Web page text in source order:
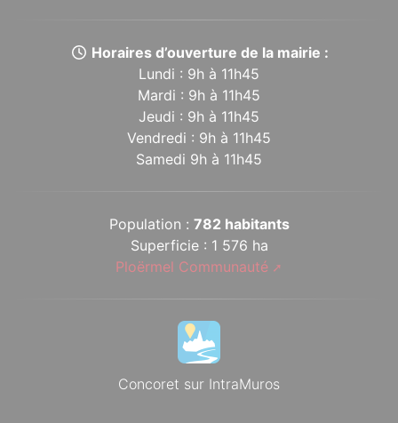
Horaires d’ouverture de la mairie :
Lundi : 9h à 11h45
Mardi : 9h à 11h45
Jeudi : 9h à 11h45
Vendredi : 9h à 11h45
Samedi 9h à 11h45
Population : 782 habitants
Superficie : 1 576 ha
Ploërmel Communauté
Concoret sur IntraMuros